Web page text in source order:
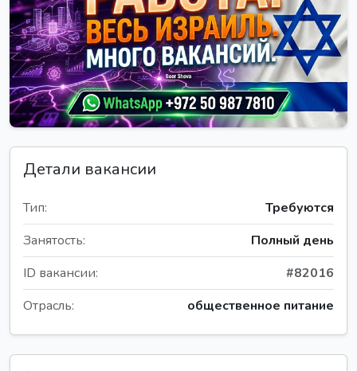
Детали вакансии
Тип:
Требуются
Занятость:
Полный день
ID вакансии:
#82016
Отрасль:
общественное питание